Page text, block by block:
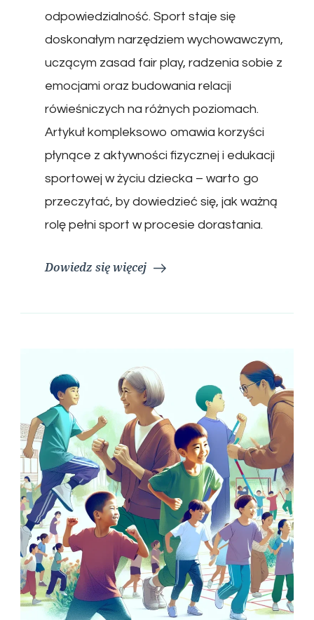
odpowiedzialność. Sport staje się
doskonałym narzędziem wychowawczym,
uczącym zasad fair play, radzenia sobie z
emocjami oraz budowania relacji
rówieśniczych na różnych poziomach.
Artykuł kompleksowo omawia korzyści
płynące z aktywności fizycznej i edukacji
sportowej w życiu dziecka – warto go
przeczytać, by dowiedzieć się, jak ważną
rolę pełni sport w procesie dorastania.
Dowiedz się więcej